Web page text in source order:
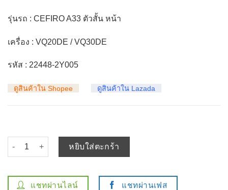
รุ่นรถ : CEFIRO A33 ตัวสั้น หน้า
เครื่อง : VQ20DE / VQ30DE
รหัส : 22448-2Y005
ดูสินค้าใน Shopee ดูสินค้าใน Lazada
จำนวน คอยล์จุดระเบิด NISSAN CEFIRO A33 ตัวสั้น หน้า VQ20
หยิบใส่ตะกร้า
แชทผ่านไลน์ แชทผ่านเฟส